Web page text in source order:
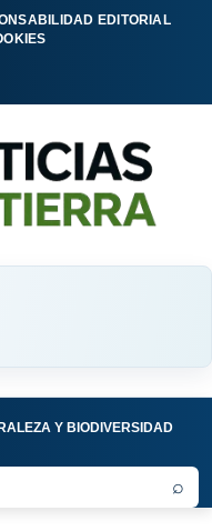
EDITORIAL
Y BIODIVERSIDAD
⌕